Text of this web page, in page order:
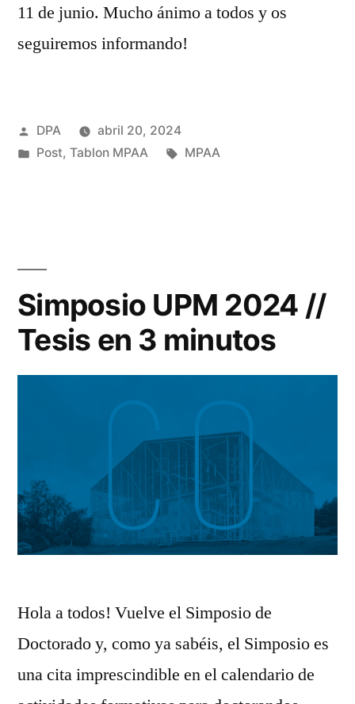
11 de junio. Mucho ánimo a todos y os
seguiremos informando!
Publicado
por
DPA
abril 20, 2024
Publicado
Post, Tablon MPAA Etiquetas:
MPAA
Simposio UPM 2024 //
Tesis en 3 minutos
Hola a todos! Vuelve el Simposio de
Doctorado y, como ya sabéis, el Simposio es
una cita imprescindible en el calendario de